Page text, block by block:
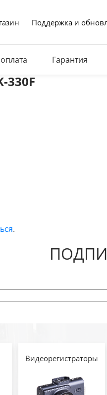
Поддержка и
Гарантия
330F
.
Видеорегистраторы